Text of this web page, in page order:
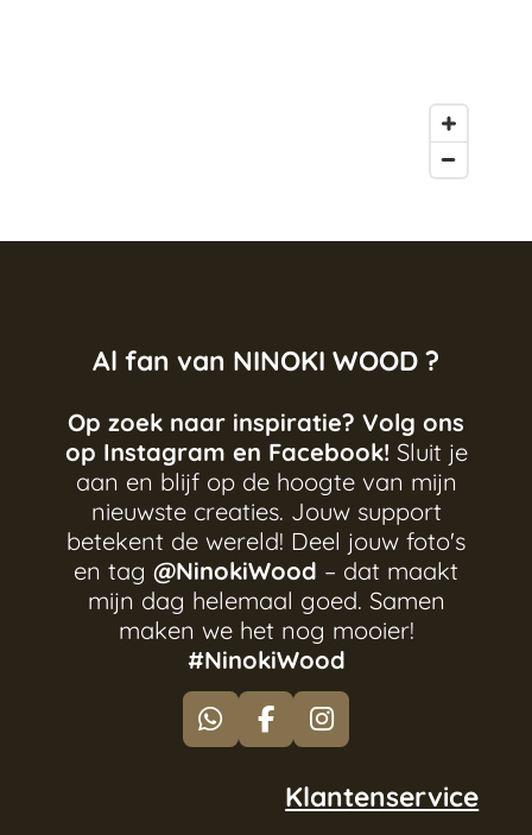
Al fan van NINOKI WOOD ?
Op zoek naar inspiratie? Volg ons
op Instagram en Facebook! Sluit je
aan en blijf op de hoogte van mijn
nieuwste creaties. Jouw support
betekent de wereld! Deel jouw foto's
en tag @NinokiWood – dat maakt
mijn dag helemaal goed. Samen
maken we het nog mooier!
#NinokiWood
W
h
F
a
I
n
t
Klantenservice